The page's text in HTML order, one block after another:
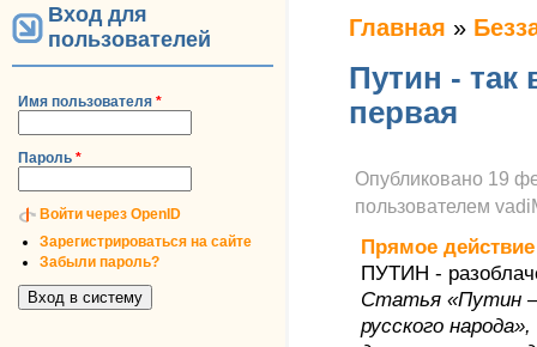
Вход для
пользователей
Имя пользователя *
Пароль *
Войти через OpenID
Зарегистрироваться на сайте
Забыли пароль?
Вы здесь
Главная »
Путин - так
первая
Опубликовано 19
пользователем
Прямое действие
ПУТИН -
Статья «Путин
русского